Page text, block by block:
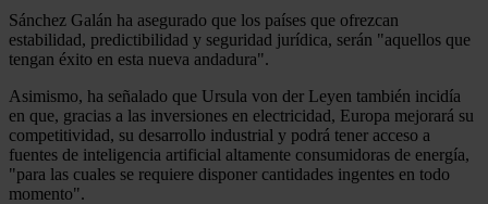
Sánchez Galán ha asegurado que los países que ofrezcan
estabilidad, predictibilidad y seguridad jurídica, serán "aquellos que
tengan éxito en esta nueva andadura".
Asimismo, ha señalado que Ursula von der Leyen también incidía
en que, gracias a las inversiones en electricidad, Europa mejorará su
competitividad, su desarrollo industrial y podrá tener acceso a
fuentes de inteligencia artificial altamente consumidoras de energía,
"para las cuales se requiere disponer cantidades ingentes en todo
momento".